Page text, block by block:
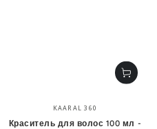
Бренд:
KAARAL 360
Краситель для волос 100 мл -